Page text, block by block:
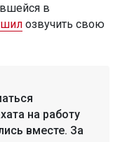
в
озвучить свою
на работу
вместе. За